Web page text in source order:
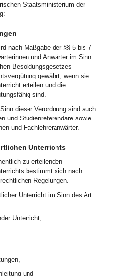
Staatsministerium der
nach Maßgabe der §§ 5 bis 7
und Anwärter im Sinn
Besoldungsgesetzes
gewährt, wenn sie
erteilen und die
sind.
dieser Verordnung sind auch
und Studienreferendare sowie
und Fachlehreranwärter.
Unterrichts
zu erteilenden
bestimmt sich nach
Regelungen.
Unterricht im Sinn des Art.
Unterricht,
und